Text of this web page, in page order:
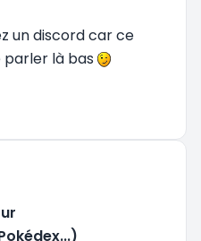
un discord car ce
parler là bas